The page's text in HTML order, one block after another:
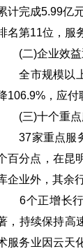
计完成5.99亿
名第11位，服
(二)企业效益
全市规模以上
106.9%，应付
(三)十个重点
37家重点服务
百分点，在昆
企业外，其余
6个正增长行
，持续保持高
服务业因云天